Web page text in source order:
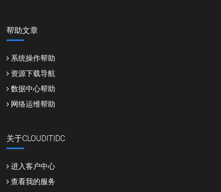
帮助文章
系统操作帮助
资源下载导航
数据中心帮助
网络运维帮助
关于CLOUDITIDC
进入客户中心
查看我的服务